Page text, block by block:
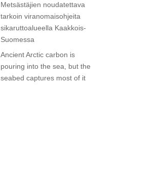
Metsästäjien noudatettava
tarkoin viranomaisohjeita
sikaruttoalueella Kaakkois-
Suomessa
Ancient Arctic carbon is
pouring into the sea, but the
seabed captures most of it